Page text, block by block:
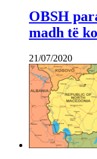
OBSH
madh të
21/07/2020